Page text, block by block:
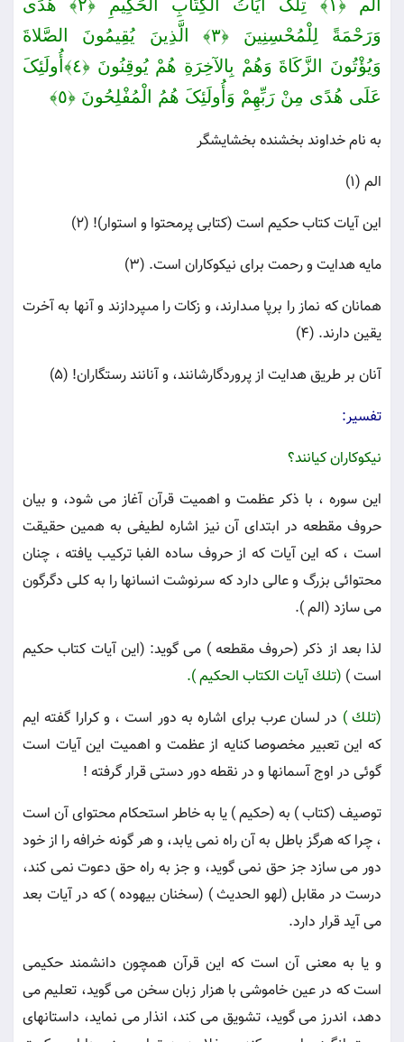
الم ﴿١﴾ تِلْکَ آیَاتُ الْکِتَابِ الْحَکِیمِ ﴿٢﴾ هُدًى
وَرَحْمَةً لِلْمُحْسِنِینَ ﴿٣﴾ الَّذِینَ یُقِیمُونَ الصَّلاةَ
وَیُؤْتُونَ الزَّکَاةَ وَهُمْ بِالآخِرَةِ هُمْ یُوقِنُونَ ﴿٤﴾أُولَئِکَ
عَلَى هُدًى مِنْ رَبِّهِمْ وَأُولَئِکَ هُمُ الْمُفْلِحُونَ ﴿٥﴾
به نام خداوند بخشنده بخشایشگر
الم (۱)
این آیات كتاب حكیم است (كتابى پرمحتوا و استوار)! (۲)
مایه هدایت و رحمت براى نیكوكاران است. (۳)
همانان كه نماز را برپا مى‏دارند، و زكات را مى‏پردازند و آنها به آخرت
یقین دارند. (۴)
آنان بر طریق هدایت از پروردگارشانند، و آنانند رستگاران! (۵)
تفسير:
نيكوكاران كيانند؟
اين سوره ، با ذكر عظمت و اهميت قرآن آغاز مى شود، و بيان
حروف مقطعه در ابتداى آن نيز اشاره لطيفى به همين حقيقت
است ، كه اين آيات كه از حروف ساده الفبا تركيب يافته ، چنان
محتوائى بزرگ و عالى دارد كه سرنوشت انسانها را به كلى دگرگون
مى سازد (الم ).
لذا بعد از ذكر (حروف مقطعه ) مى گويد: (اين آيات كتاب حكيم
است ) (تلك آيات الكتاب الحكيم ).
(تلك ) در لسان عرب براى اشاره به دور است ، و كرارا گفته ايم
كه اين تعبير مخصوصا كنايه از عظمت و اهميت اين آيات است
گوئى در اوج آسمانها و در نقطه دور دستى قرار گرفته !
توصيف (كتاب ) به (حكيم ) يا به خاطر استحكام محتواى آن است
، چرا كه هرگز باطل به آن راه نمى يابد، و هر گونه خرافه را از خود
دور مى سازد جز حق نمى گويد، و جز به راه حق دعوت نمى كند،
درست در مقابل (لهو الحديث ) (سخنان بيهوده ) كه در آيات بعد
مى آيد قرار دارد.
و يا به معنى آن است كه اين قرآن همچون دانشمند حكيمى
است كه در عين خاموشى با هزار زبان سخن مى گويد، تعليم مى
دهد، اندرز مى گويد، تشويق مى كند، انذار مى نمايد، داستانهاى